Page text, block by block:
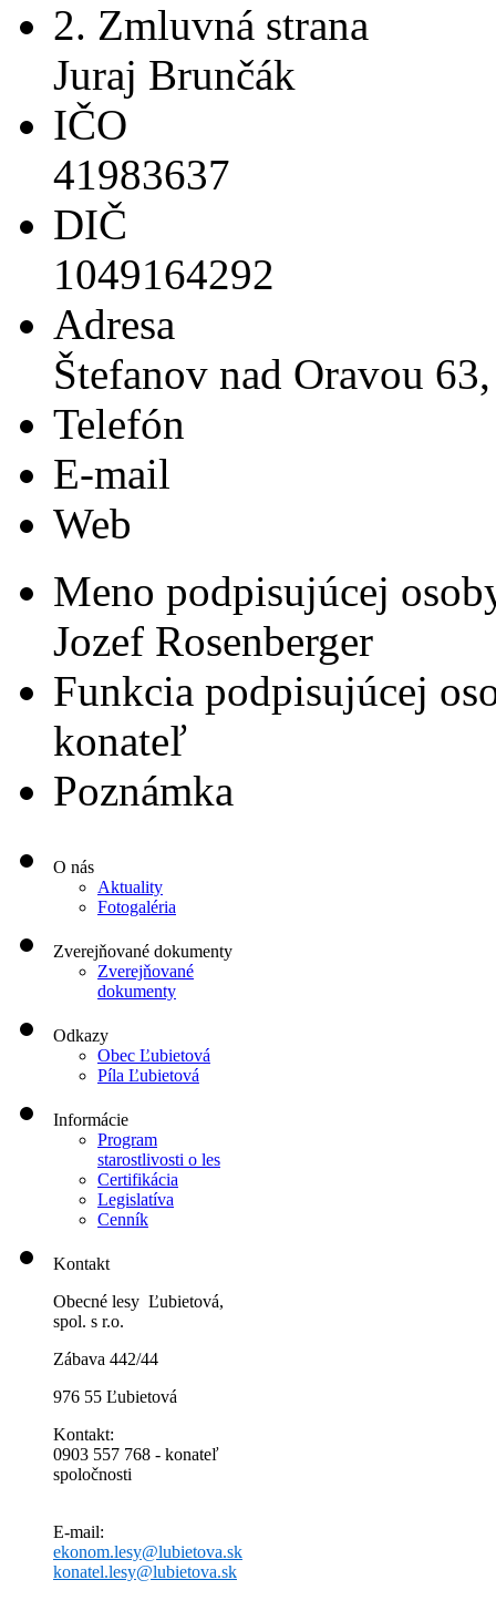
2. Zmluvná strana
Juraj Brunčák
IČO
41983637
DIČ
1049164292
Adresa
Štefanov nad Oravou
Telefón
E-mail
Web
Meno podpisujúcej
Jozef Rosenberger
Funkcia podpisujúcej
konateľ
Poznámka
O nás
Aktuality
Fotogaléria
Zverejňované dokumenty
Zverejňované
dokumenty
Odkazy
Obec Ľubietová
Píla Ľubietová
Informácie
Program
starostlivosti o les
Certifikácia
Legislatíva
Cenník
Kontakt
Obecné lesy Ľubietová,
spol. s r.o.
Zábava 442/44
976 55 Ľubietová
Kontakt:
0903 557 768 - konateľ
spoločnosti
E-mail:
ekonom.lesy@lubietova.sk
konatel.lesy@lubietova.sk